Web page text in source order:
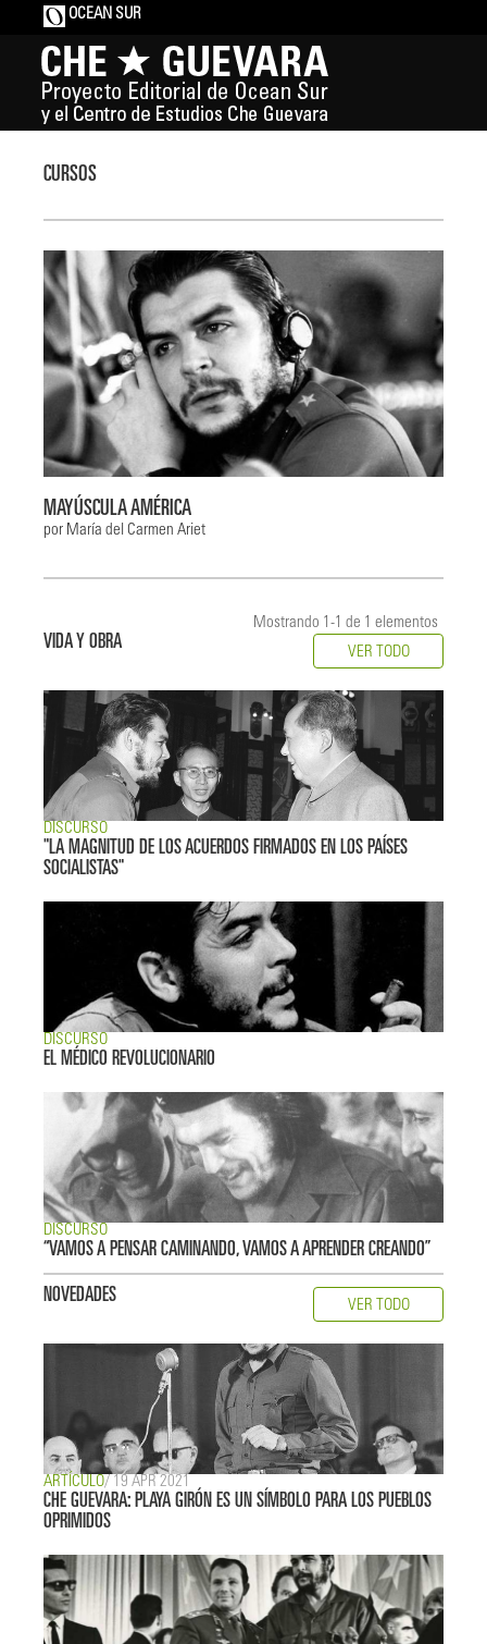
OCEAN SUR
CURSOS
MAYÚSCULA AMÉRICA
por María del Carmen Ariet
Mostrando 1-1 de 1 elementos
VIDA Y OBRA VER TODO
DISCURSO
"LA MAGNITUD DE LOS ACUERDOS FIRMADOS EN LOS PAÍSES
SOCIALISTAS"
DISCURSO
EL MÉDICO REVOLUCIONARIO
DISCURSO
“VAMOS A PENSAR CAMINANDO, VAMOS A APRENDER CREANDO”
NOVEDADES VER TODO
ARTÍCULO/ 19 APR 2021
CHE GUEVARA: PLAYA GIRÓN ES UN SÍMBOLO PARA LOS PUEBLOS
OPRIMIDOS